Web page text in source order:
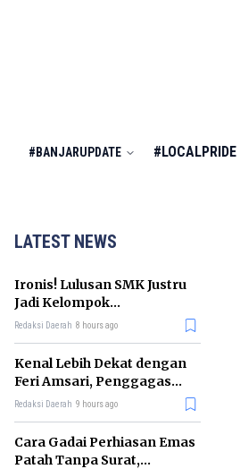
#BANJARUPDATE #LOCALPRIDE
LATEST NEWS
Ironis! Lulusan SMK Justru
Jadi Kelompok
Pengangguran Terbanyak
Redaksi Daerah 8 hours ago
Kenal Lebih Dekat dengan
Feri Amsari, Penggagas
Kabinet Bayangan
Redaksi Daerah 9 hours ago
Cara Gadai Perhiasan Emas
Patah Tanpa Surat,